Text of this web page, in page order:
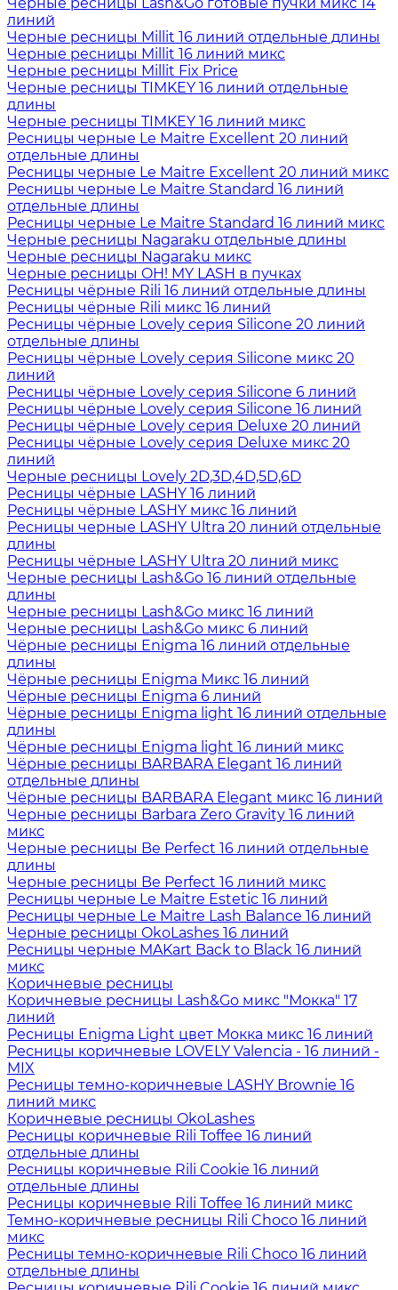
линий
Черные ресницы Millit 16 линий отдельные длины
Черные ресницы Millit 16 линий микс
Черные ресницы Millit Fix Price
Черные ресницы TIMKEY 16 линий отдельные
длины
Черные ресницы TIMKEY 16 линий микс
Ресницы черные Le Maitre Excellent 20 линий
отдельные длины
Ресницы черные Le Maitre Excellent 20 линий микс
Ресницы черные Le Maitre Standard 16 линий
отдельные длины
Ресницы черные Le Maitre Standard 16 линий микс
Черные ресницы Nagaraku отдельные длины
Черные ресницы Nagaraku микс
Черные ресницы OH! MY LASH в пучках
Ресницы чёрные Rili 16 линий отдельные длины
Ресницы чёрные Rili микс 16 линий
Ресницы чёрные Lovely серия Silicone 20 линий
отдельные длины
Ресницы чёрные Lovely серия Silicone микс 20
линий
Ресницы чёрные Lovely серия Silicone 6 линий
Ресницы чёрные Lovely серия Silicone 16 линий
Ресницы чёрные Lovely серия Deluxe 20 линий
Ресницы чёрные Lovely серия Deluxe микс 20
линий
Черные ресницы Lovely 2D,3D,4D,5D,6D
Ресницы чёрные LASHY 16 линий
Ресницы чёрные LASHY микс 16 линий
Ресницы черные LASHY Ultra 20 линий отдельные
длины
Ресницы чёрные LASHY Ultra 20 линий микс
Черные ресницы Lash&Go 16 линий отдельные
длины
Черные ресницы Lash&Go микс 16 линий
Черные ресницы Lash&Go микс 6 линий
Чёрные ресницы Enigma 16 линий отдельные
длины
Чёрные ресницы Enigma Микс 16 линий
Чёрные ресницы Enigma 6 линий
Чёрные ресницы Enigma light 16 линий отдельные
длины
Чёрные ресницы Enigma light 16 линий микс
Чёрные ресницы BARBARA Elegant 16 линий
отдельные длины
Чёрные ресницы BARBARA Elegant микс 16 линий
Черные ресницы Barbara Zero Gravity 16 линий
микс
Черные ресницы Be Perfect 16 линий отдельные
длины
Черные ресницы Be Perfect 16 линий микс
Ресницы черные Le Maitre Estetic 16 линий
Ресницы черные Le Maitre Lash Balance 16 линий
Черные ресницы OkoLashes 16 линий
Ресницы черные MAKart Back to Black 16 линий
микс
Коричневые ресницы
Коричневые ресницы Lash&Go микс "Мокка" 17
линий
Ресницы Enigma Light цвет Мокка микс 16 линий
Ресницы коричневые LOVELY Valencia - 16 линий -
MIX
Ресницы темно-коричневые LASHY Brownie 16
линий микс
Коричневые ресницы OkoLashes
Ресницы коричневые Rili Toffee 16 линий
отдельные длины
Ресницы коричневые Rili Cookie 16 линий
отдельные длины
Ресницы коричневые Rili Toffee 16 линий микс
Темно-коричневые ресницы Rili Choco 16 линий
микс
Ресницы темно-коричневые Rili Choco 16 линий
отдельные длины